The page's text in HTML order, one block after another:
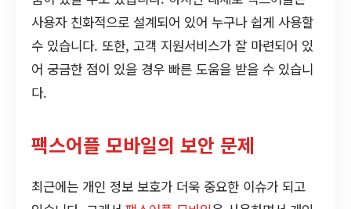
사용자 친화적으로 설계되어 있어 누구나 쉽게 사용할
수 있습니다. 또한, 고객 지원서비스가 잘 마련되어 있
어 궁금한 점이 있을 경우 빠른 도움을 받을 수 있습니
다.
팩스어플 모바일의 보안 문제
최근에는 개인 정보 보호가 더욱 중요한 이슈가 되고